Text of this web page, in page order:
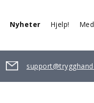
Nyheter Hjelp!